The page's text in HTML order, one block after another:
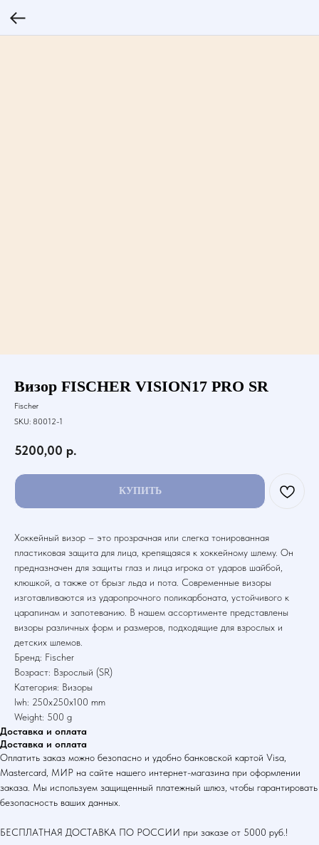
Визор FISCHER VISION17 PRO SR
Fischer
SKU: 80012-1
5200,00 р.
КУПИТЬ
Хоккейный визор – это прозрачная или слегка тонированная
пластиковая защита для лица, крепящаяся к хоккейному шлему. Он
предназначен для защиты глаз и лица игрока от ударов шайбой,
клюшкой, а также от брызг льда и пота. Современные визоры
изготавливаются из ударопрочного поликарбоната, устойчивого к
царапинам и запотеванию. В нашем ассортименте представлены
визоры различных форм и размеров, подходящие для взрослых и
детских шлемов.
Бренд: Fischer
Возраст: Взрослый (SR)
Категория: Визоры
lwh: 250x250x100 mm
Weight: 500 g
Доставка и оплата
Доставка и оплата
Оплатить заказ можно безопасно и удобно банковской картой Visa,
Mastercard, МИР на сайте нашего интернет-магазина при оформлении
заказа. Мы используем защищенный платежный шлюз, чтобы гарантировать
безопасность ваших данных.
БЕСПЛАТНАЯ ДОСТАВКА ПО РОССИИ при заказе от 5000 руб.!